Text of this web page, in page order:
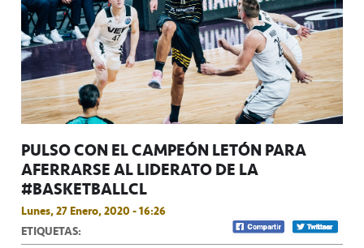
PULSO CON EL CAMPEÓN LETÓN PARA
AFERRARSE AL LIDERATO DE LA
#BASKETBALLCL
Lunes, 27 Enero, 2020 - 16:26
ETIQUETAS: